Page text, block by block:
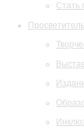
Стать